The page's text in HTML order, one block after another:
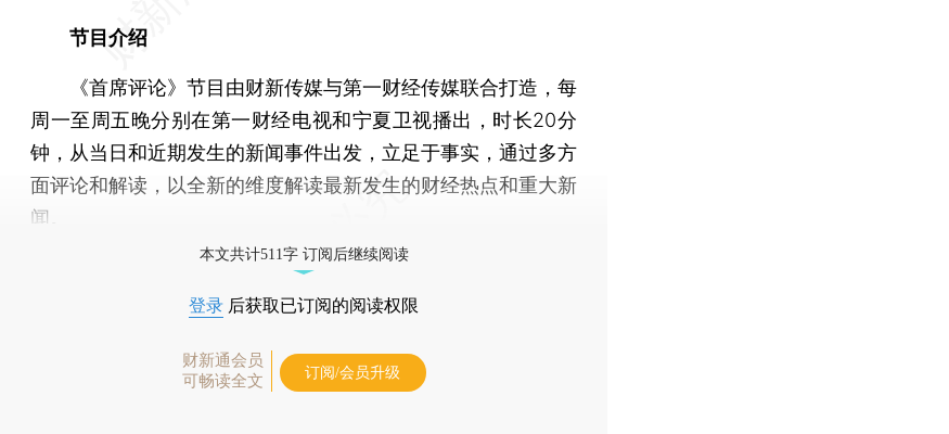
节目介绍
《首席评论》节目由财新传媒与第一财经传媒联合打造，每
周一至周五晚分别在第一财经电视和宁夏卫视播出，时长20分
钟，从当日和近期发生的新闻事件出发，立足于事实，通过多方
面评论和解读，以全新的维度解读最新发生的财经热点和重大新
闻。
本文共计511字 订阅后继续阅读
登录 后获取已订阅的阅读权限
财新通会员
可畅读全文
订阅/会员升级